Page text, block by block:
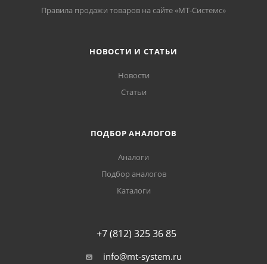
Правила продажи товаров на сайте «МТ-Системс»
НОВОСТИ И СТАТЬИ
Новости
Статьи
ПОДБОР АНАЛОГОВ
Аналоги
Подбор аналогов
Каталоги
+7 (812) 325 36 85
info@mt-system.ru